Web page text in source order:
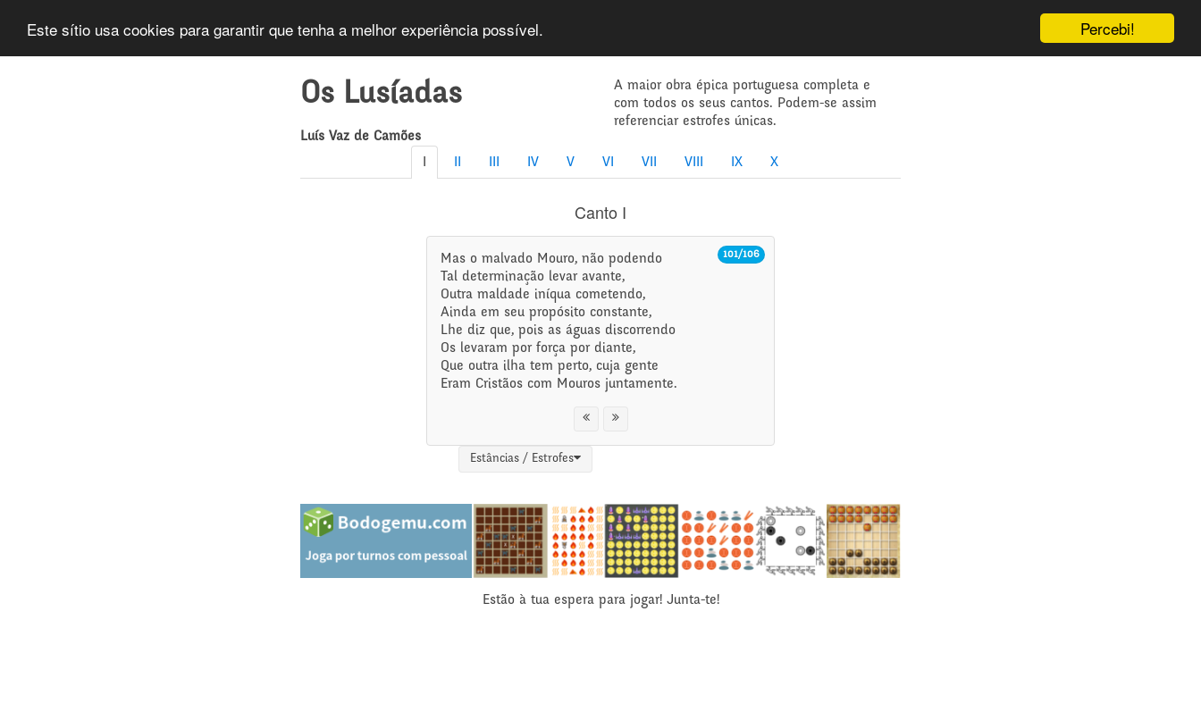
Percebi!
Este sítio usa cookies para garantir que tenha a melhor experiência possível.
Os Lusíadas
Luís Vaz de Camões
A maior obra épica portuguesa completa e
com todos os seus cantos. Podem-se assim
referenciar estrofes únicas.
IV V VI VII VIII IX X
Canto I
101/106
Mas o malvado Mouro, não podendo
Tal determinação levar avante,
Outra maldade iníqua cometendo,
Ainda em seu propósito constante,
Lhe diz que, pois as águas discorrendo
Os levaram por força por diante,
Que outra ilha tem perto, cuja gente
Eram Cristãos com Mouros juntamente.
Estâncias / Estrofes
Estão à tua espera para jogar! Junta-te!